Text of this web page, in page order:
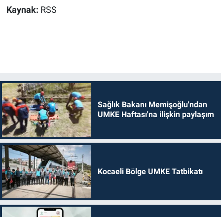
Kaynak: RSS
Sağlık Bakanı Memişoğlu'ndan
UMKE Haftası'na ilişkin paylaşım
Kocaeli Bölge UMKE Tatbikatı